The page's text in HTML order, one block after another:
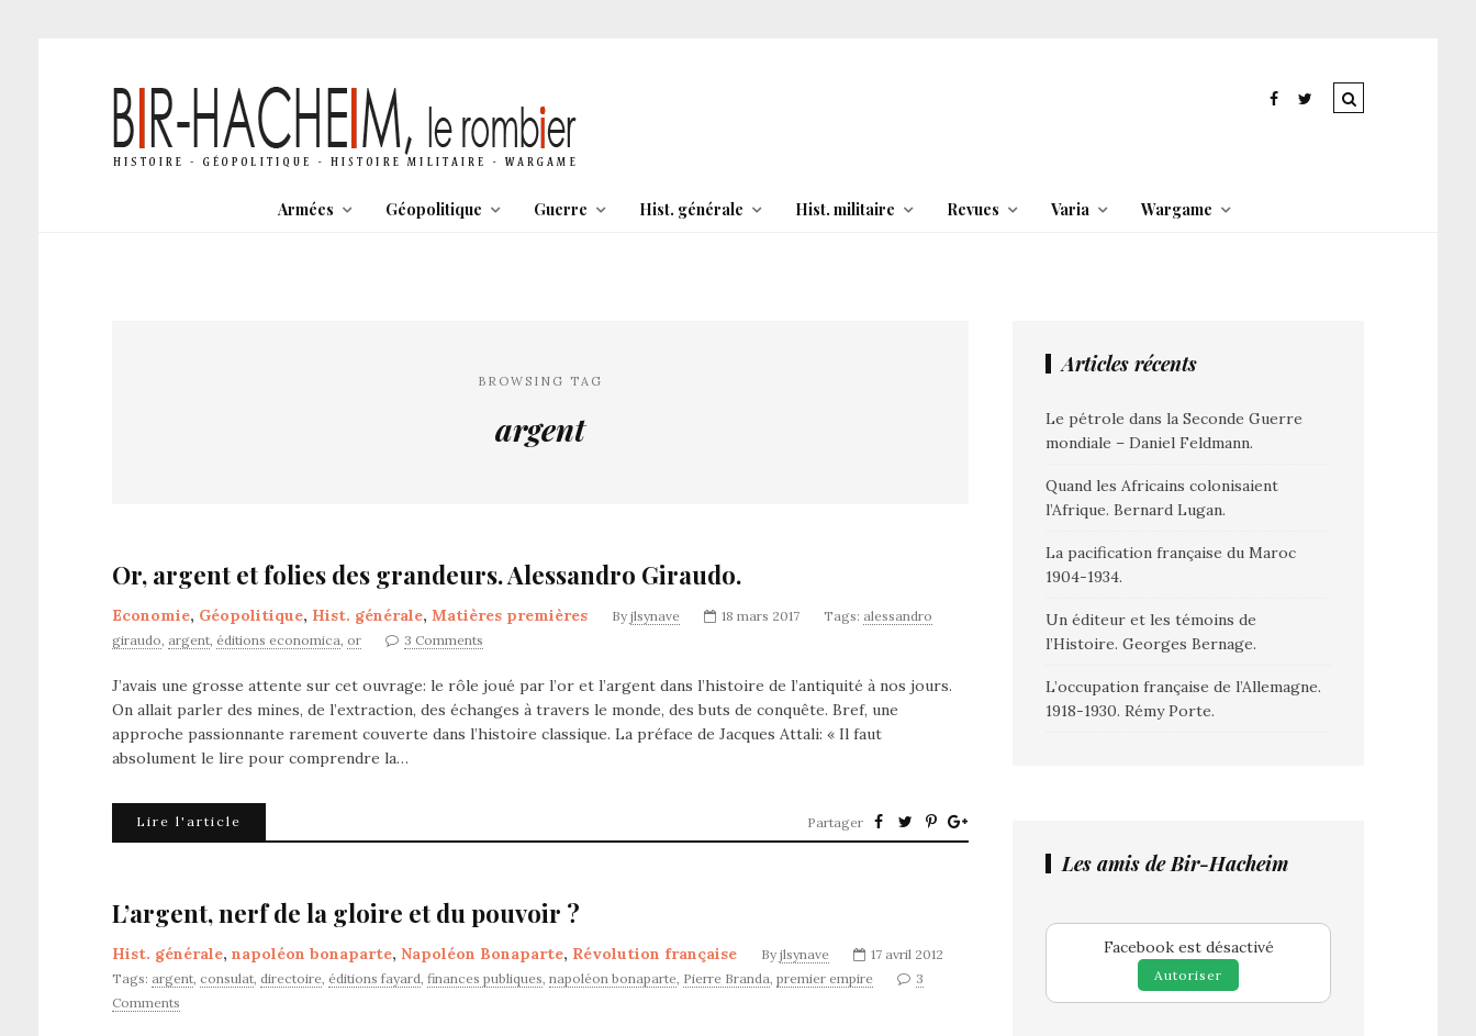
Armées Géopolitique Guerre Hist. générale Hist. militaire Revues Varia Wargame
BROWSING TAG
argent
Or, argent et folies des grandeurs. Alessandro Giraudo.
Economie, Géopolitique, Hist. générale, Matières premières By jlsynave 18 mars 2017 Tags: alessandro
giraudo, argent, éditions economica, or 3 Comments
J’avais une grosse attente sur cet ouvrage: le rôle joué par l’or et l’argent dans l’histoire de l’antiquité à nos jours.
On allait parler des mines, de l’extraction, des échanges à travers le monde, des buts de conquête. Bref, une
approche passionnante rarement couverte dans l’histoire classique. La préface de Jacques Attali: « Il faut
absolument le lire pour comprendre la…
Lire l'article Partager
L’argent, nerf de la gloire et du pouvoir ?
Hist. générale, napoléon bonaparte, Napoléon Bonaparte, Révolution française By jlsynave
17 avril 2012
Tags: argent, consulat, directoire, éditions fayard, finances publiques, napoléon bonaparte, Pierre Branda, premier empire
3
Comments
Articles récents
Le pétrole dans la Seconde Guerre
mondiale – Daniel Feldmann.
Quand les Africains colonisaient
l’Afrique. Bernard Lugan.
La pacification française du Maroc
1904-1934.
Un éditeur et les témoins de
l’Histoire. Georges Bernage.
L’occupation française de l’Allemagne.
1918-1930. Rémy Porte.
Les amis de Bir-Hacheim
Facebook est désactivé
Autoriser